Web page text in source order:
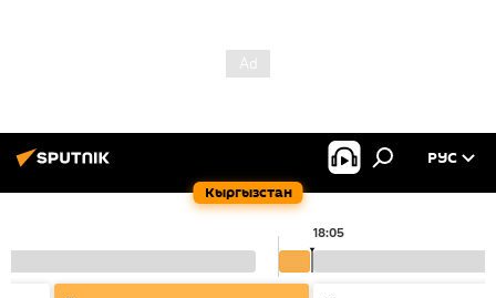
Кыргызстан
РУС
18:05